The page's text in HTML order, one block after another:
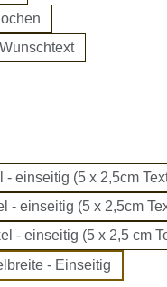
einseitig (5 x 2,5cm
- einseitig (5 x 2,5cm
- einseitig (5 x 2,5 cm
- Einseitig